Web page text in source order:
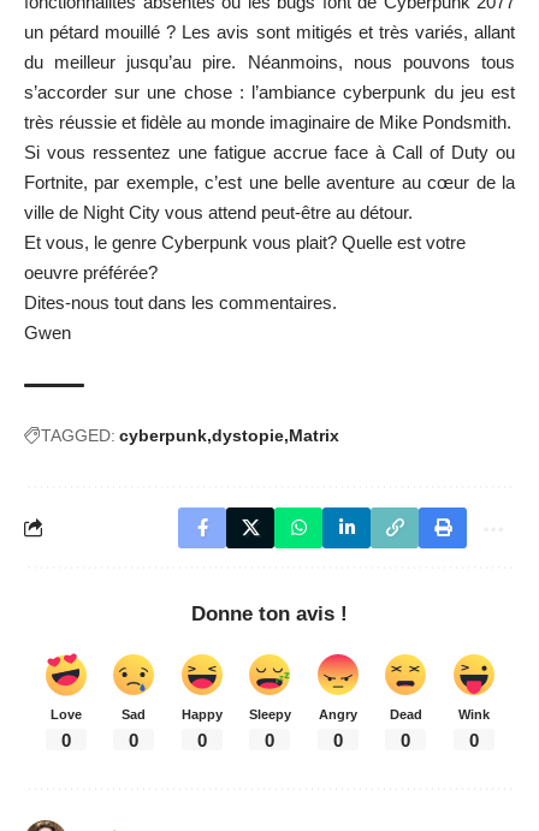
un pétard mouillé ? Les avis sont mitigés et très variés, allant
du meilleur jusqu’au pire. Néanmoins, nous pouvons tous
s’accorder sur une chose : l’ambiance cyberpunk du jeu est
très réussie et fidèle au monde imaginaire de Mike Pondsmith.
Si vous ressentez une fatigue accrue face à Call of Duty ou
Fortnite, par exemple, c’est une belle aventure au cœur de la
ville de Night City vous attend peut-être au détour.
Et vous, le genre Cyberpunk vous plait? Quelle est votre
oeuvre préférée?
Dites-nous tout dans les commentaires.
Gwen
TAGGED: cyberpunk dystopie Matrix
Donne ton avis !
Love
0
Sad
0
Happy
0
Sleepy
0
Angry
0
Dead
0
Wink
0